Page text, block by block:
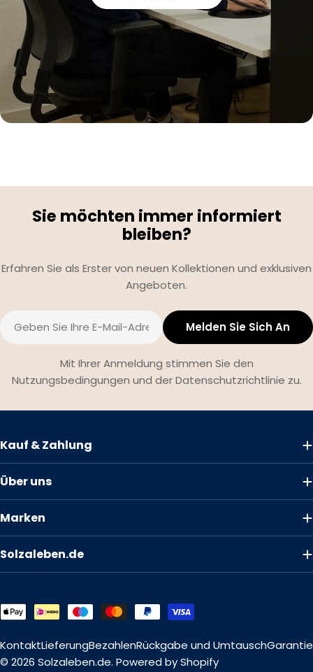
Sie möchten immer informiert
bleiben?
Erfahren Sie als Erster von neuen Kollektionen und exklusiven
Angeboten.
E-
Mail
Melden Sie Sich An
Mit Ihrer Anmeldung stimmen Sie den
Nutzungsbedingungen und der Datenschutzrichtlinie zu.
Kauf & Zahlung
Über uns
Marken
Solzaleben.de
Zahlungsmethoden
© 2026 Solzaleben.de. Powered by Shopify
KontaktLieferungBezahlenRückgabe und UmtauschGarantie